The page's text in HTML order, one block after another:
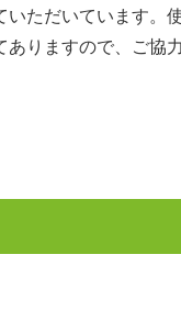
いただいています。
ありますので、ご協